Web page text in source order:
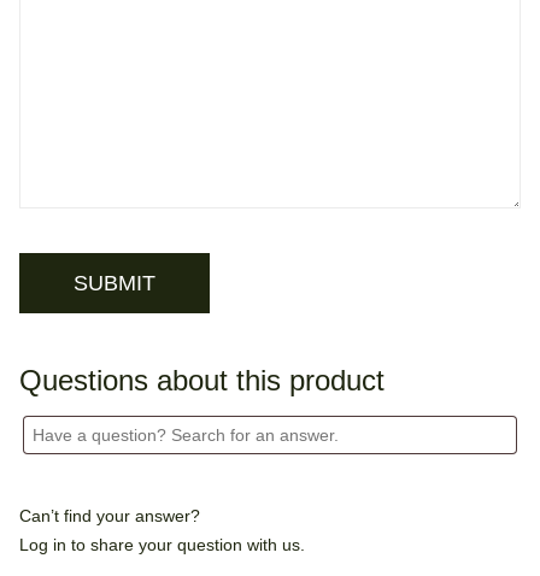
Questions about this product
Can’t find your answer?
Log in to share your question with us.